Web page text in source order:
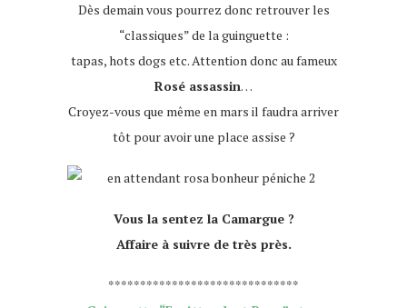
Dès demain vous pourrez donc retrouver les
“classiques” de la guinguette :
tapas, hots dogs etc. Attention donc au fameux
Rosé assassin…
Croyez-vous que même en mars il faudra arriver
tôt pour avoir une place assise ?
Vous la sentez la Camargue ?
Affaire à suivre de très près.
******************************